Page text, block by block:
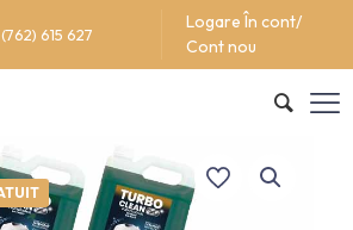
615 627
Logare În cont/
Cont nou